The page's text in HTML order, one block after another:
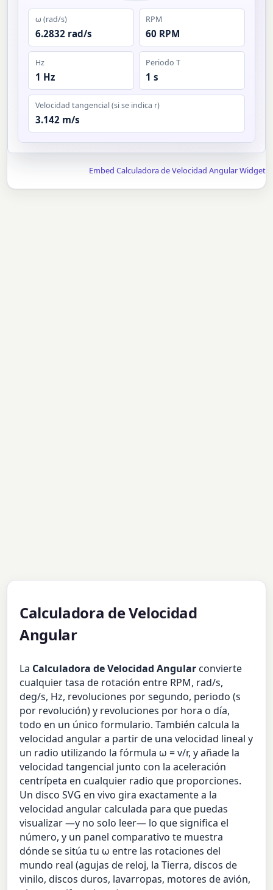
ω (rad/s)
6.2832 rad/s
RPM
60 RPM
Hz
1 Hz
Periodo T
1 s
Velocidad tangencial (si se indica r)
3.142 m/s
Embed Calculadora de Velocidad Angular Widget
Calculadora de Velocidad
Angular
La Calculadora de Velocidad Angular convierte
cualquier tasa de rotación entre RPM, rad/s,
deg/s, Hz, revoluciones por segundo, periodo (s
por revolución) y revoluciones por hora o día,
todo en un único formulario. También calcula la
velocidad angular a partir de una velocidad lineal y
un radio utilizando la fórmula ω = v/r, y añade la
velocidad tangencial junto con la aceleración
centrípeta en cualquier radio que proporciones.
Un disco SVG en vivo gira exactamente a la
velocidad angular calculada para que puedas
visualizar —y no solo leer— lo que significa el
número, y un panel comparativo te muestra
dónde se sitúa tu ω entre las rotaciones del
mundo real (agujas de reloj, la Tierra, discos de
vinilo, discos duros, lavarropas, motores de avión,